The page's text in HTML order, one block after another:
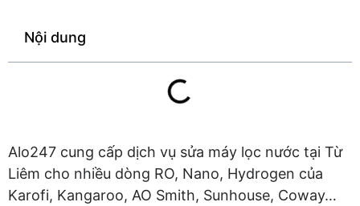
Nội dung
Alo247 cung cấp dịch vụ sửa máy lọc nước tại Từ
Liêm cho nhiều dòng RO, Nano, Hydrogen của
Karofi, Kangaroo, AO Smith, Sunhouse, Coway…